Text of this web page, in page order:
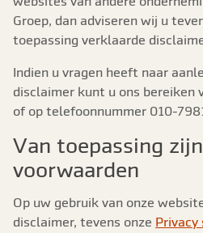
Groep, dan adviseren wij u
toepassing verklaarde
Indien u vragen heeft naar
disclaimer kunt u ons bereiken
of op telefoonnummer 010-
Van toepassing
voorwaarden
Op uw gebruik van onze
disclaimer, tevens onze